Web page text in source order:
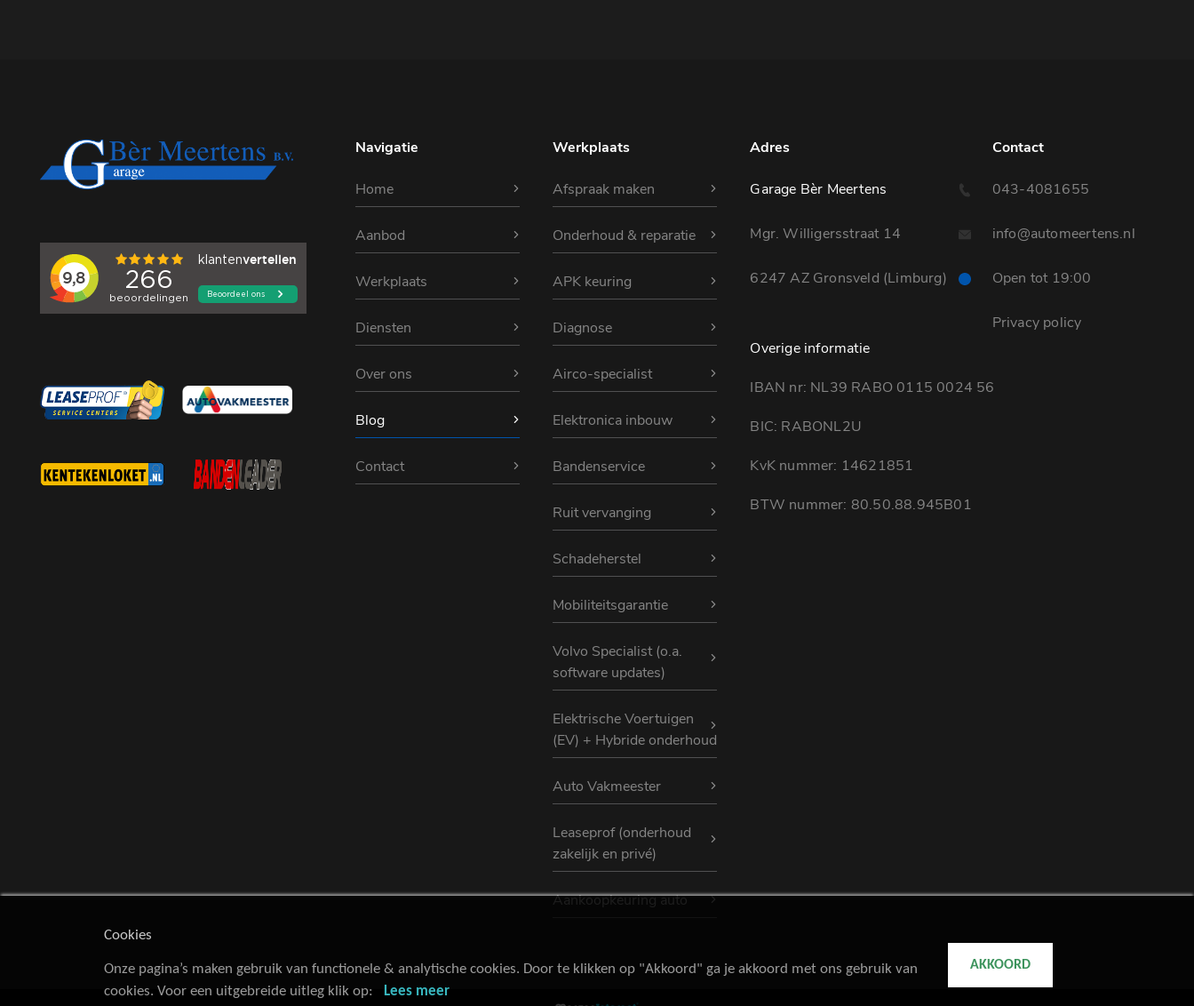
Navigatie
Home
Aanbod
Werkplaats
Diensten
Over ons
Blog
Contact
Werkplaats
Afspraak maken
Onderhoud & reparatie
APK keuring
Diagnose
Airco-specialist
Elektronica inbouw
Bandenservice
Ruit vervanging
Schadeherstel
Mobiliteitsgarantie
Volvo Specialist (o.a.
software updates)
Elektrische Voertuigen
(EV) + Hybride onderhoud
Auto Vakmeester
Leaseprof (onderhoud
zakelijk en privé)
Aankoopkeuring auto
Adres
Garage Bèr Meertens
Mgr. Willigersstraat 14
6247 AZ Gronsveld (Limburg)
Overige informatie
IBAN nr: NL39 RABO 0115 0024 56
BIC: RABONL2U
KvK nummer: 14621851
BTW nummer: 80.50.88.945B01
Contact
043-4081655
info@automeertens.nl
Open tot 19:00
Privacy policy
Cookies
Onze pagina’s maken gebruik van functionele & analytische cookies. Door te klikken op "Akkoord" ga je akkoord met ons gebruik van
cookies. Voor een uitgebreide uitleg klik op:
Lees meer
AKKOORD